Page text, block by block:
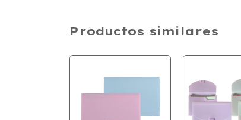
Productos similares